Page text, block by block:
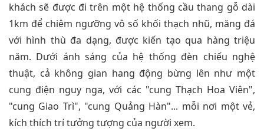
khách sẽ được đi trên một hệ thống cầu thang gỗ dài
1km để chiêm ngưỡng vô số khối thạch nhũ, măng đá
với hình thù đa dạng, được kiến tạo qua hàng triệu
năm. Dưới ánh sáng của hệ thống đèn chiếu nghệ
thuật, cả không gian hang động bừng lên như một
cung điện nguy nga, với các "cung Thạch Hoa Viên",
"cung Giao Trì", "cung Quảng Hàn"... mỗi nơi một vẻ,
kích thích trí tưởng tượng của người xem.